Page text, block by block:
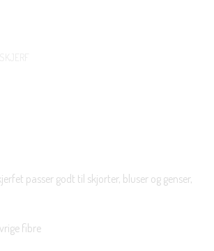
passer godt til skjorter, bluser og genser,
fibre